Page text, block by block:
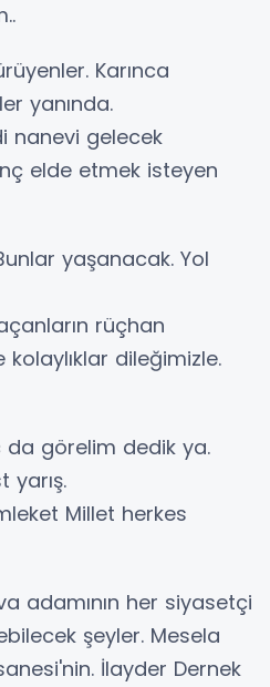
Karınca
yanında.
nanevi gelecek
elde etmek isteyen
yaşanacak. Yol
rüçhan
kolaylıklar dileğimizle.
görelim dedik ya.
yarış.
Millet herkes
adamının her siyasetçi
şeyler. Mesela
İlayder Dernek